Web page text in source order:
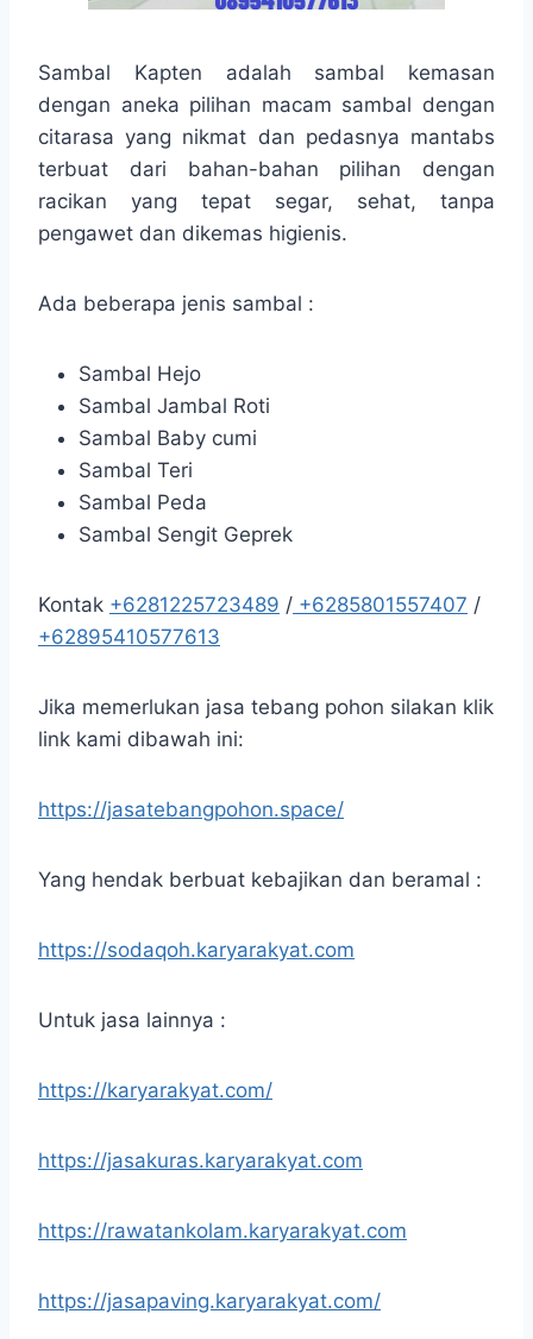
Sambal Kapten adalah sambal kemasan
dengan aneka pilihan macam sambal dengan
citarasa yang nikmat dan pedasnya mantabs
terbuat dari bahan-bahan pilihan dengan
racikan yang tepat segar, sehat, tanpa
pengawet dan dikemas higienis.
Ada beberapa jenis sambal :
Sambal Hejo
Sambal Jambal Roti
Sambal Baby cumi
Sambal Teri
Sambal Peda
Sambal Sengit Geprek
Kontak +6281225723489 / +6285801557407 /
+62895410577613
Jika memerlukan jasa tebang pohon silakan klik
link kami dibawah ini:
https://jasatebangpohon.space/
Yang hendak berbuat kebajikan dan beramal :
https://sodaqoh.karyarakyat.com
Untuk jasa lainnya :
https://karyarakyat.com/
https://jasakuras.karyarakyat.com
https://rawatankolam.karyarakyat.com
https://jasapaving.karyarakyat.com/